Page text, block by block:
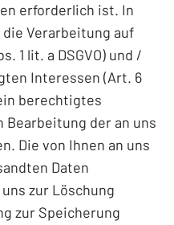
erforderlich ist. In
Verarbeitung auf
1 lit. a DSGVO) und /
Interessen (Art. 6
berechtigtes
der an uns
Die von Ihnen an uns
Daten
zur Löschung
zur Speicherung